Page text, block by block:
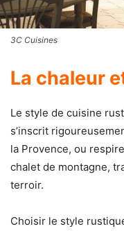
3C Cuisines
La chaleur
Le style de cuisine
s’inscrit
la Provence, ou
chalet de montagne,
terroir.
Choisir le style